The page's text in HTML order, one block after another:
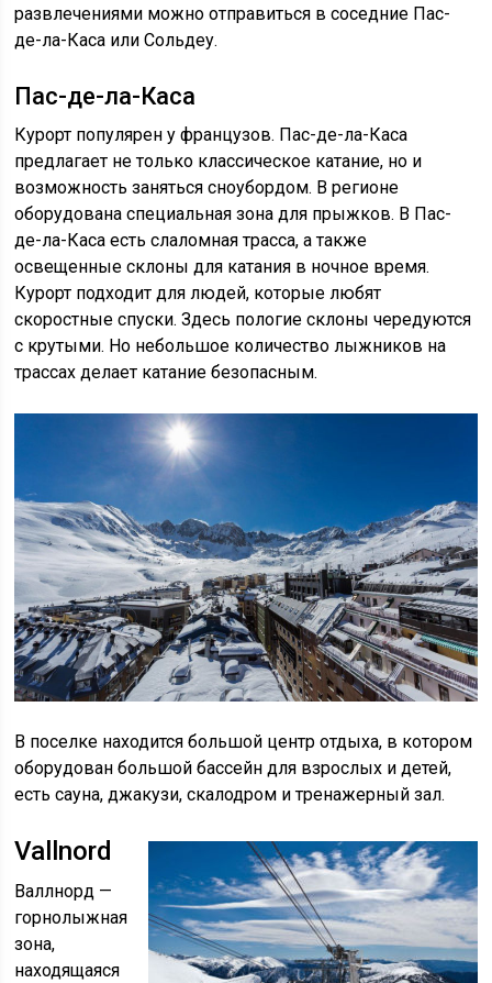
развлечениями можно отправиться в соседние Пас-
де-ла-Каса или Сольдеу.
Пас-де-ла-Каса
Курорт популярен у французов. Пас-де-ла-Каса
предлагает не только классическое катание, но и
возможность заняться сноубордом. В регионе
оборудована специальная зона для прыжков. В Пас-
де-ла-Каса есть слаломная трасса, а также
освещенные склоны для катания в ночное время.
Курорт подходит для людей, которые любят
скоростные спуски. Здесь пологие склоны чередуются
с крутыми. Но небольшое количество лыжников на
трассах делает катание безопасным.
В поселке находится большой центр отдыха, в котором
оборудован большой бассейн для взрослых и детей,
есть сауна, джакузи, скалодром и тренажерный зал.
Vallnord
Валлнорд —
горнолыжная
зона,
находящаяся